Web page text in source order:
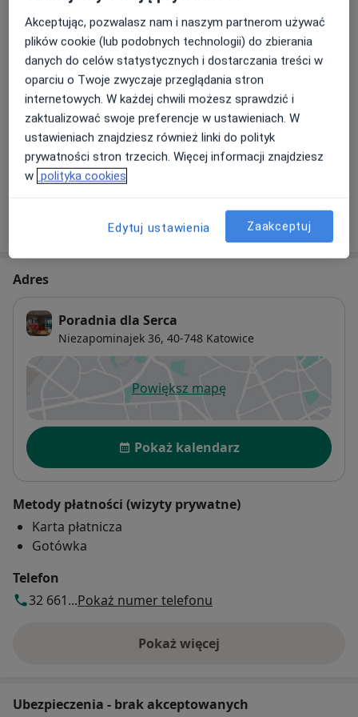
ECHO serca
200 zł Szczegóły Umów wizytę
EKG - elektrokardiografia
50 zł Szczegóły Umów wizytę
+ 3 usługi
W jaki sposób ustalane są ceny?
Adres
Poradnia dla Serca
Niezapominajek 36, 40-748 Katowice
Powiększ mapęotwiera się w nowej karcie
Dostępność
Pokaż kalendarz
Metody płatności (wizyty prywatne)
Karta płatnicza
Gotówka
Telefon
32 661...Pokaż numer telefonu
Pokaż więcej
o adresie
Ubezpieczenia - brak akceptowanych
Akceptując, pozwalasz nam i naszym partnerom używać
plików cookie (lub podobnych technologii) do zbierania
danych do celów statystycznych i dostarczania treści w
oparciu o Twoje zwyczaje przeglądania stron
internetowych. W każdej chwili możesz sprawdzić i
zaktualizować swoje preferencje w ustawieniach. W
ustawieniach znajdziesz również linki do polityk
prywatności stron trzecich. Więcej informacji znajdziesz
w polityka cookies
Edytuj ustawienia Zaakceptuj